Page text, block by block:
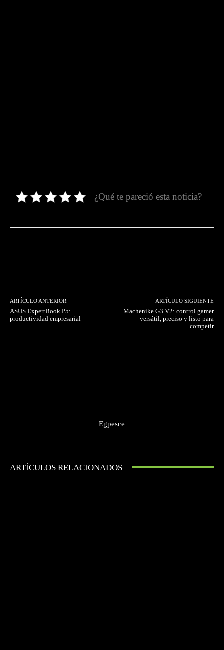
¿Qué te pareció esta noticia?
ARTÍCULO ANTERIOR
ASUS ExpertBook P5:
productividad empresarial
ARTÍCULO SIGUIENTE
Machenike G3 V2: control gamer
versátil, preciso y listo para
competir
Egpesce
ARTÍCULOS RELACIONADOS